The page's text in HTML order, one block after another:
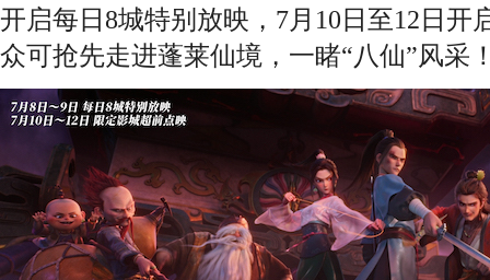
开启每日8城特别放映，7月10日至12日开
众可抢先走进蓬莱仙境，一睹“八仙”风采